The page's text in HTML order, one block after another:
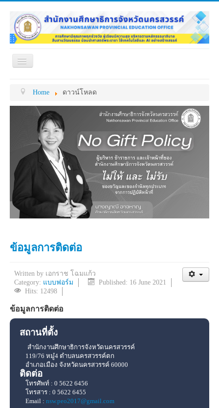
Toggle
หน่วยงานภายใน
ดาวน์โหลด
กระดาน ถาม-ตอบ
ข้อมูลการติดต่อ
Home ดาวน์โหลด
ข้อมูลการติดต่อ
Written by เอกราช โฉมแก้ว
Category: แบบฟอร์ม
Published: 16 June 2021
Hits: 12498
ข้อมูลการติดต่อ
สถานที่ตั้ง
สำนักงานศึกษาธิการจังหวัดนครสวรรค์
119/76 หมู๋4 ตำบลนครสวรรค์ตก
อำเภอเมือง จังหวัดนครสวรรค์ 60000
ติดต่อ
โทรศัพท์ : 0 5622 6456
โทรสาร : 0 5622 6455
Email : nsw.peo2017@gmail.com